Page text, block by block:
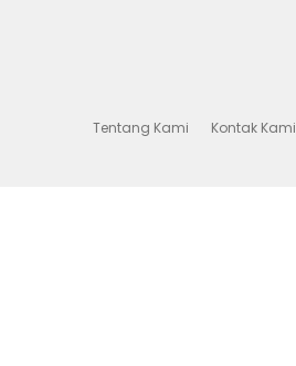
Tentang Kami Kontak Kami